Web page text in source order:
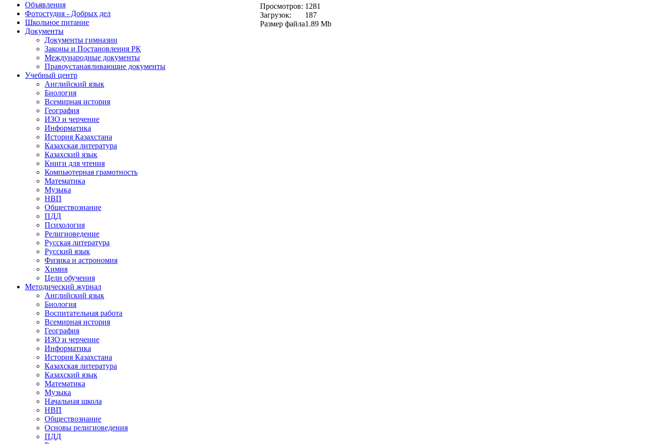
Объявления
Фотостудия - Добрых дел
Школьное питание
Документы
Документы гимназии
Законы и Постановления РК
Международные документы
Правоустанавливающие документы
Учебный центр
Английский язык
Биология
Всемирная история
География
ИЗО и черчение
Информатика
История Казахстана
Казахская литература
Казахский язык
Книги для чтения
Компьютерная грамотность
Математика
Музыка
НВП
Обществознание
ПДД
Психология
Религиоведение
Русская литература
Русский язык
Физика и астрономия
Химия
Цели обучения
Методический журнал
Английский язык
Биология
Воспитательная работа
Всемирная история
География
ИЗО и черчение
Информатика
История Казахстана
Казахская литература
Казахский язык
Математика
Музыка
Начальная школа
НВП
Обществознание
Основы религиоведения
ПДД
Просмотров: 1281
Загрузок:
187
Размер файла1.89 Mb